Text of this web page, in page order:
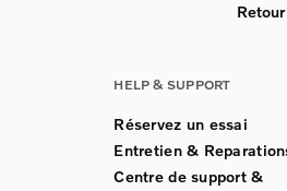
HELP & SUPPORT
Réservez un essai
Entretien &
Centre de support &